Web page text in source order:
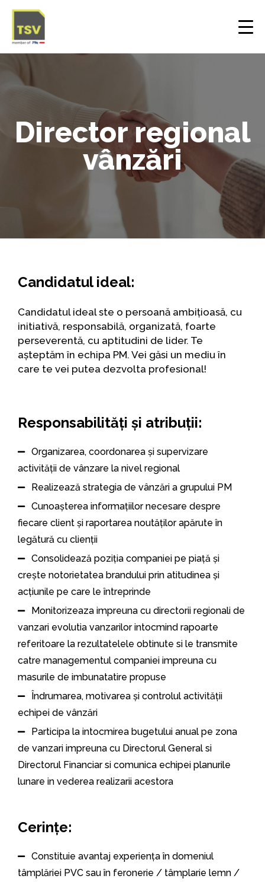
Director regional
vânzări
Candidatul ideal:
Candidatul ideal ste o persoană ambițioasă, cu
initiativă, responsabilă, organizată, foarte
perseverentă, cu aptitudini de lider. Te
așteptăm în echipa PM. Vei găsi un mediu în
care te vei putea dezvolta profesional!
Responsabilități și atribuții:
Organizarea, coordonarea și supervizare
activității de vânzare la nivel regional
Realizează strategia de vânzări a grupului PM
Cunoașterea informațiilor necesare despre
fiecare client și raportarea noutăților apărute în
legătură cu clienții
Consolidează poziția companiei pe piață și
crește notorietatea brandului prin atitudinea și
acțiunile pe care le întreprinde
Monitorizeaza impreuna cu directorii regionali de
vanzari evolutia vanzarilor intocmind rapoarte
referitoare la rezultatelele obtinute si le transmite
catre managementul companiei impreuna cu
masurile de imbunatatire propuse
Îndrumarea, motivarea și controlul activității
echipei de vânzări
Participa la intocmirea bugetului anual pe zona
de vanzari impreuna cu Directorul General si
Directorul Financiar si comunica echipei planurile
lunare in vederea realizarii acestora
Cerințe:
Constituie avantaj experiența în domeniul
tâmplăriei PVC sau în feronerie / tâmplarie lemn /